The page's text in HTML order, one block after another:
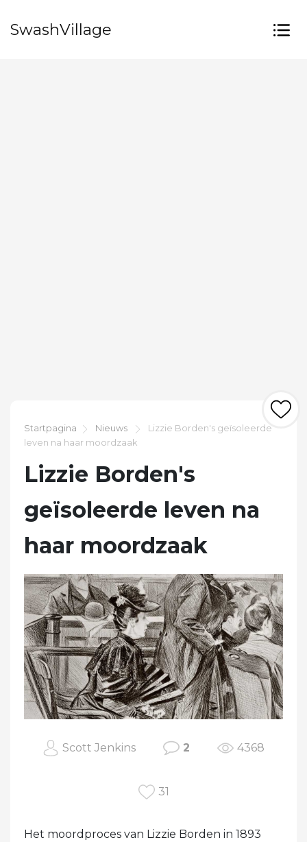
SwashVillage
Startpagina Nieuws
Lizzie Borden's geïsoleerde
leven na haar moordzaak
Lizzie Borden's
geïsoleerde leven na
haar moordzaak
Scott Jenkins 2 4368
31
Het moordproces van Lizzie Borden in 1893